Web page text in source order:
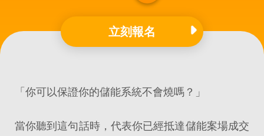
立刻報名
「你可以保證你的儲能系統不會燒嗎？」
當你聽到這句話時，代表你已經抵達儲能案場成交